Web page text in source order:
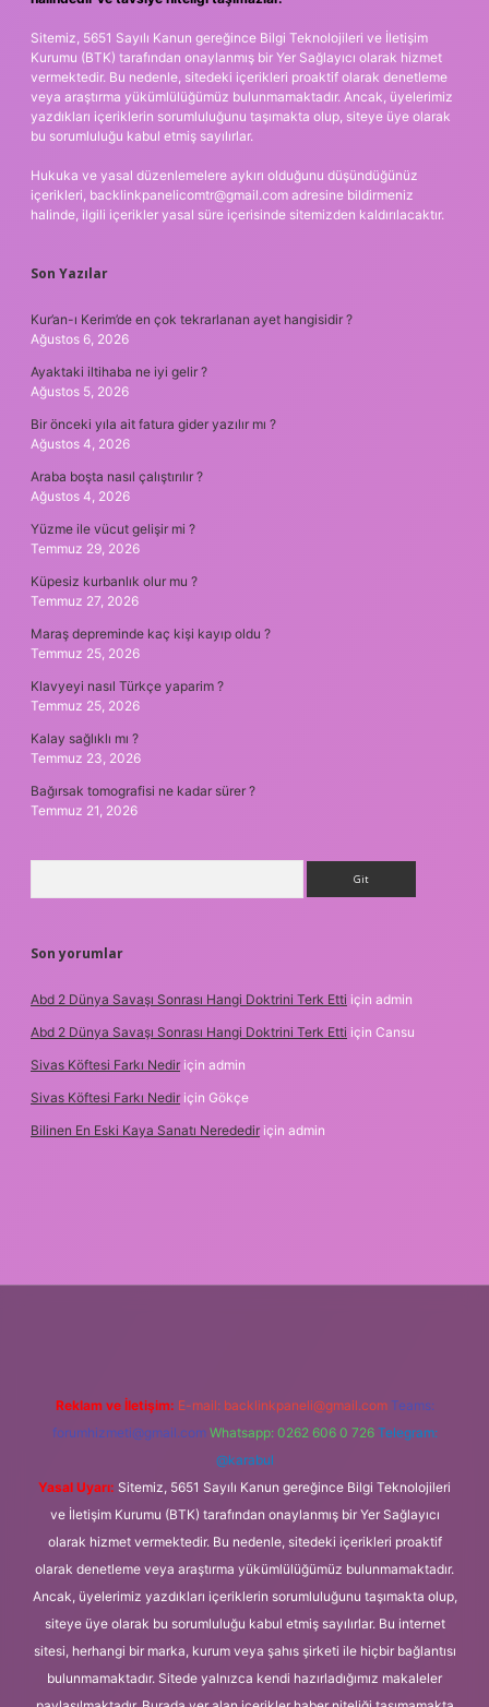
Sitemiz, 5651 Sayılı Kanun gereğince Bilgi Teknolojileri ve İletişim
Kurumu (BTK) tarafından onaylanmış bir Yer Sağlayıcı olarak hizmet
vermektedir. Bu nedenle, sitedeki içerikleri proaktif olarak denetleme
veya araştırma yükümlülüğümüz bulunmamaktadır. Ancak, üyelerimiz
yazdıkları içeriklerin sorumluluğunu taşımakta olup, siteye üye olarak
bu sorumluluğu kabul etmiş sayılırlar.
Hukuka ve yasal düzenlemelere aykırı olduğunu düşündüğünüz
içerikleri, backlinkpanelicomtr@gmail.com adresine bildirmeniz
halinde, ilgili içerikler yasal süre içerisinde sitemizden kaldırılacaktır.
Son Yazılar
Kur’an-ı Kerim’de en çok tekrarlanan ayet hangisidir ?
Ağustos 6, 2026
Ayaktaki iltihaba ne iyi gelir ?
Ağustos 5, 2026
Bir önceki yıla ait fatura gider yazılır mı ?
Ağustos 4, 2026
Araba boşta nasıl çalıştırılır ?
Ağustos 4, 2026
Yüzme ile vücut gelişir mi ?
Temmuz 29, 2026
Küpesiz kurbanlık olur mu ?
Temmuz 27, 2026
Maraş depreminde kaç kişi kayıp oldu ?
Temmuz 25, 2026
Klavyeyi nasıl Türkçe yaparim ?
Temmuz 25, 2026
Kalay sağlıklı mı ?
Temmuz 23, 2026
Bağırsak tomografisi ne kadar sürer ?
Temmuz 21, 2026
Son yorumlar
Abd 2 Dünya Savaşı Sonrası Hangi Doktrini Terk Etti için admin
Abd 2 Dünya Savaşı Sonrası Hangi Doktrini Terk Etti için Cansu
Sivas Köftesi Farkı Nedir için admin
Sivas Köftesi Farkı Nedir için Gökçe
Bilinen En Eski Kaya Sanatı Nerededir için admin
Reklam ve İletişim: E-mail: backlinkpaneli@gmail.com Teams:
forumhizmeti@gmail.com Whatsapp: 0262 606 0 726 Telegram:
@karabul
Yasal Uyarı: Sitemiz, 5651 Sayılı Kanun gereğince Bilgi Teknolojileri
ve İletişim Kurumu (BTK) tarafından onaylanmış bir Yer Sağlayıcı
olarak hizmet vermektedir. Bu nedenle, sitedeki içerikleri proaktif
olarak denetleme veya araştırma yükümlülüğümüz bulunmamaktadır.
Ancak, üyelerimiz yazdıkları içeriklerin sorumluluğunu taşımakta olup,
siteye üye olarak bu sorumluluğu kabul etmiş sayılırlar. Bu internet
sitesi, herhangi bir marka, kurum veya şahıs şirketi ile hiçbir bağlantısı
bulunmamaktadır. Sitede yalnızca kendi hazırladığımız makaleler